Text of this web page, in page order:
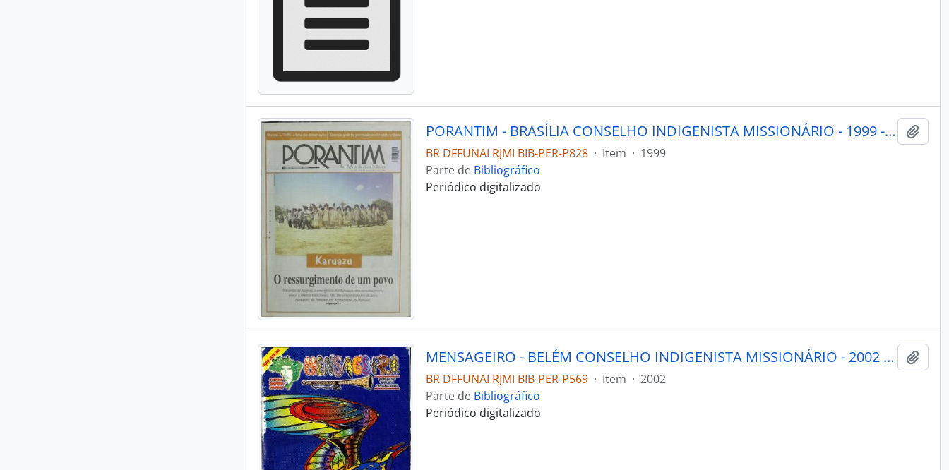
PORANTIM - BRASÍLIA CONSELHO INDIGENISTA MISSIONÁRIO - 1999 - Nº214
BR DFFUNAI RJMI BIB-PER-P828 · Item · 1999
Parte de Bibliográfico
Periódico digitalizado
MENSAGEIRO - BELÉM CONSELHO INDIGENISTA MISSIONÁRIO - 2002 - Nº132
BR DFFUNAI RJMI BIB-PER-P569 · Item · 2002
Parte de Bibliográfico
Periódico digitalizado